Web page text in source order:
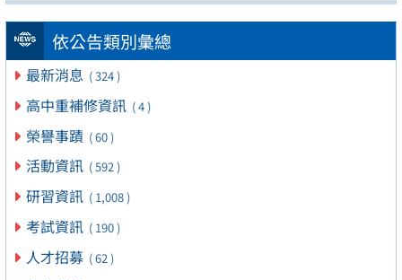
依公告類別彙總
最新消息 ( 324 )
高中重補修資訊 ( 4 )
榮譽事蹟 ( 60 )
活動資訊 ( 592 )
研習資訊 ( 1,008 )
考試資訊 ( 190 )
人才招募 ( 62 )